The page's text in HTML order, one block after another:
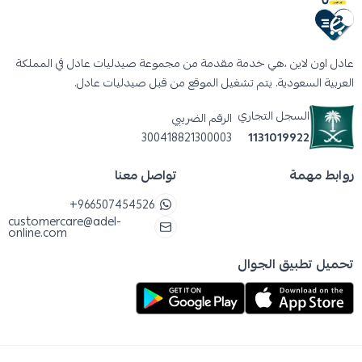
عادل اون لاين ،هي خدمة مقدمة من مجموعة صيدليات عادل في المملكة
العربية السعودية. يتم تشغيل الموقع من قبل صيدليات عادل.
السجل التجاري
1131019922
الرقم الضريبي
300418821300003
روابط مهمة تواصل معنا
+966507454526
customercare@adel-
online.com
تحميل تطبيق الجوال